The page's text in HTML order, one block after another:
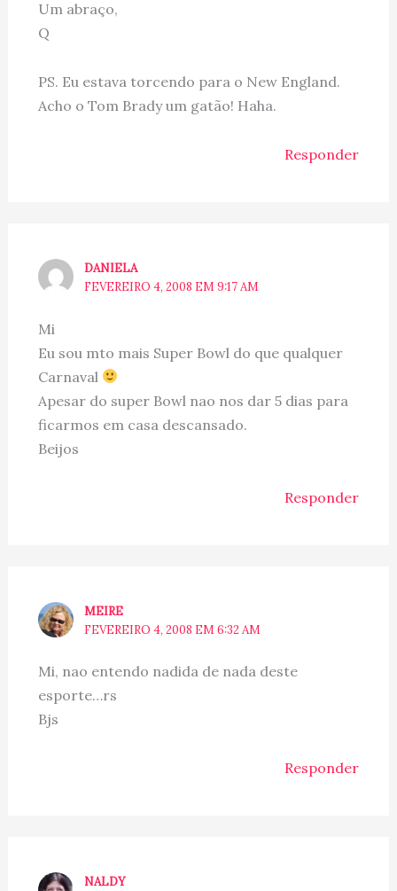
Um abraço,
Q
PS. Eu estava torcendo para o New England.
Acho o Tom Brady um gatão! Haha.
Responder
DANIELA
FEVEREIRO 4, 2008 EM 9:17 AM
Mi
Eu sou mto mais Super Bowl do que qualquer
Carnaval
Apesar do super Bowl nao nos dar 5 dias para
ficarmos em casa descansado.
Beijos
Responder
MEIRE
FEVEREIRO 4, 2008 EM 6:32 AM
Mi, nao entendo nadida de nada deste
esporte…rs
Bjs
Responder
NALDY